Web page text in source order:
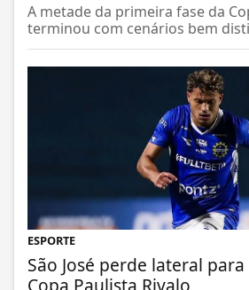
A metade da primeira fase da
terminou com cenários bem
ESPORTE
São José perde lateral
Copa Paulista Rivalo